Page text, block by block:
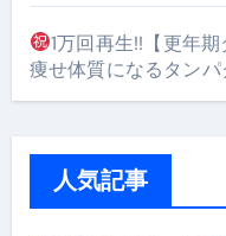
1万回再生!!【更年
痩せ体質になるタンパ
人気記事